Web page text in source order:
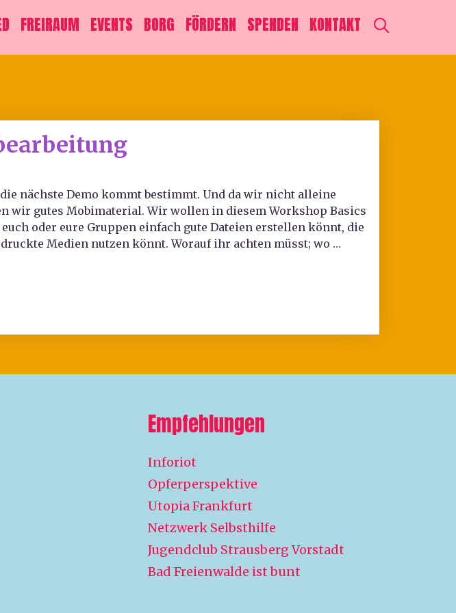
FREIRAUM EVENTS BORG FÖRDERN SPENDEN KONTAKT
nächste Demo kommt bestimmt. Und da wir nicht alleine
wir gutes Mobimaterial. Wir wollen in diesem Workshop Basics
oder eure Gruppen einfach gute Dateien erstellen könnt, die
Medien nutzen könnt. Worauf ihr achten müsst; wo …
Empfehlungen
Inforiot
Opferperspektive
Utopia Frankfurt
Netzwerk Selbsthilfe
Jugendclub Strausberg Vorstadt
Bad Freienwalde ist bunt